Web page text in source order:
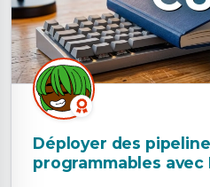
Déployer des
programmables avec